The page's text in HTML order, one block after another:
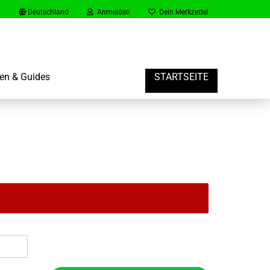
Deutschland Anmelden Dein Merkzettel
& Guides STARTSEITE